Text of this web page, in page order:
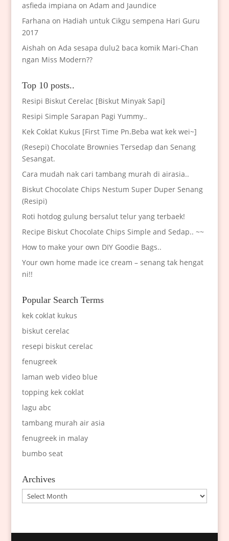
asfieda impiana on Adam and Jaundice
Farhana on Hadiah untuk Cikgu sempena Hari Guru
2017
Aishah on Ada sesapa dulu2 baca komik Mari-Chan
ngan Miss Modern??
Top 10 posts..
Resipi Biskut Cerelac [Biskut Minyak Sapi]
Resipi Simple Sarapan Pagi Yummy..
Kek Coklat Kukus [First Time Pn.Beba wat kek wei~]
(Resepi) Chocolate Brownies Tersedap dan Senang
Sesangat.
Cara mudah nak cari tambang murah di airasia..
Biskut Chocolate Chips Nestum Super Duper Senang
(Resipi)
Roti hotdog gulung bersalut telur yang terbaek!
Recipe Biskut Chocolate Chips Simple and Sedap.. ~~
How to make your own DIY Goodie Bags..
Your own home made ice cream – senang tak hengat
ni!!
Popular Search Terms
kek coklat kukus
biskut cerelac
resepi biskut cerelac
fenugreek
laman web video blue
topping kek coklat
lagu abc
tambang murah air asia
fenugreek in malay
bumbo seat
Archives
Archives